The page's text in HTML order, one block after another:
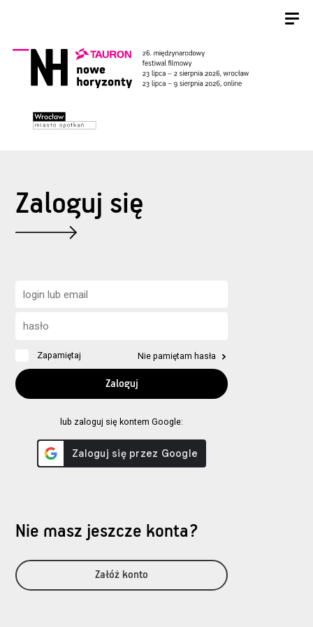
Zaloguj się
Zapamiętaj Nie pamiętam hasła
lub zaloguj się kontem Google:
Nie masz jeszcze konta?
Załóż konto